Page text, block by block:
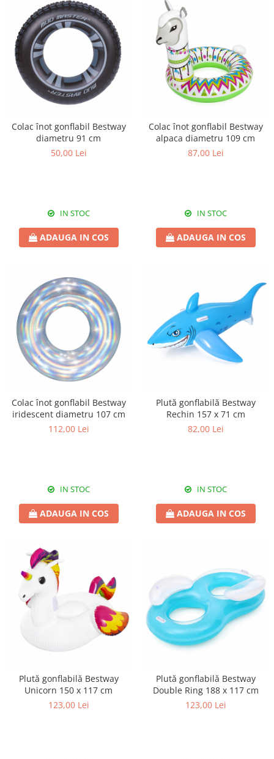
Colac înot gonflabil Bestway
diametru 91 cm
50,00 Lei
IN STOC
ADAUGA IN COS
Colac înot gonflabil Bestway
alpaca diametru 109 cm
87,00 Lei
IN STOC
ADAUGA IN COS
Colac înot gonflabil Bestway
iridescent diametru 107 cm
112,00 Lei
IN STOC
ADAUGA IN COS
Plută gonflabilă Bestway
Rechin 157 x 71 cm
82,00 Lei
IN STOC
ADAUGA IN COS
Plută gonflabilă Bestway
Unicorn 150 x 117 cm
123,00 Lei
Plută gonflabilă Bestway
Double Ring 188 x 117 cm
123,00 Lei